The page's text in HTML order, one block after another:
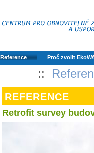
Reference Proč zvolit
::
REFERENCE
Retrofit survey